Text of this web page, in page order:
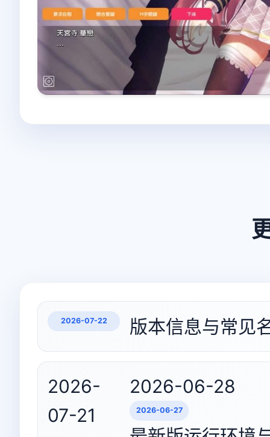
2026-07-22 版本信息与常见
2026-
07-21
2026-06-28
2026-06-27